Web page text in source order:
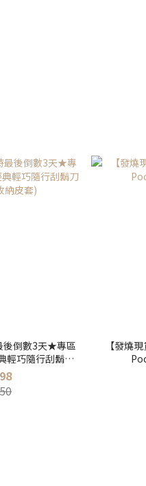
後倒數3天★專區
輕巧隨行刮鬍刀
納皮套)
【發燒